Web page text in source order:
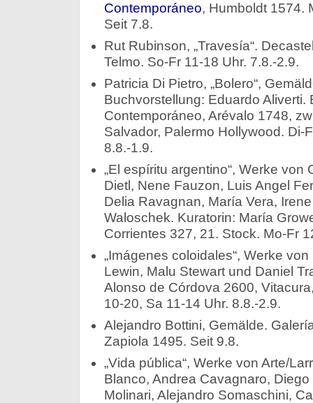
Contemporáneo, Humboldt 1574.
Seit 7.8.
Rut Rubinson, „Travesía“.
Telmo. So-Fr 11-18 Uhr. 7.8.-2.9.
Patricia Di Pietro, „Bolero“,
Buchvorstellung: Eduardo Aliverti.
Contemporáneo, Arévalo 1748,
Salvador, Palermo Hollywood. Di-
8.8.-1.9.
„El espíritu argentino“, Werke von
Dietl, Nene Fauzon, Luis Angel
Delia Ravagnan, María Vera,
Waloschek. Kuratorin: María
Corrientes 327, 21. Stock. Mo-Fr
„Imágenes coloidales“, Werke
Lewin, Malu Stewart und Daniel
Alonso de Córdova 2600,
10-20, Sa 11-14 Uhr. 8.8.-2.9.
Alejandro Bottini, Gemälde.
Zapiola 1495. Seit 9.8.
„Vida pública“, Werke von Arte/
Blanco, Andrea Cavagnaro,
Molinari, Alejandro Somaschini,